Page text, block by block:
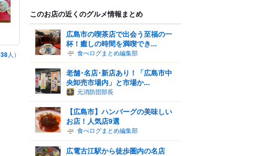
38人）
このお店の近くのグルメ情報まとめ
広島市の喫茶店で出会う至福の一
杯！癒しの時間を満喫でき...
食べログまとめ編集部
老舗･名店･新店あり！「広島市中
央卸売市場内」と市場か...
元消防団部長
【広島市】ハンバーグの美味しい
お店！人気店9選
食べログまとめ編集部
広電古江駅から徒歩圏内の名店